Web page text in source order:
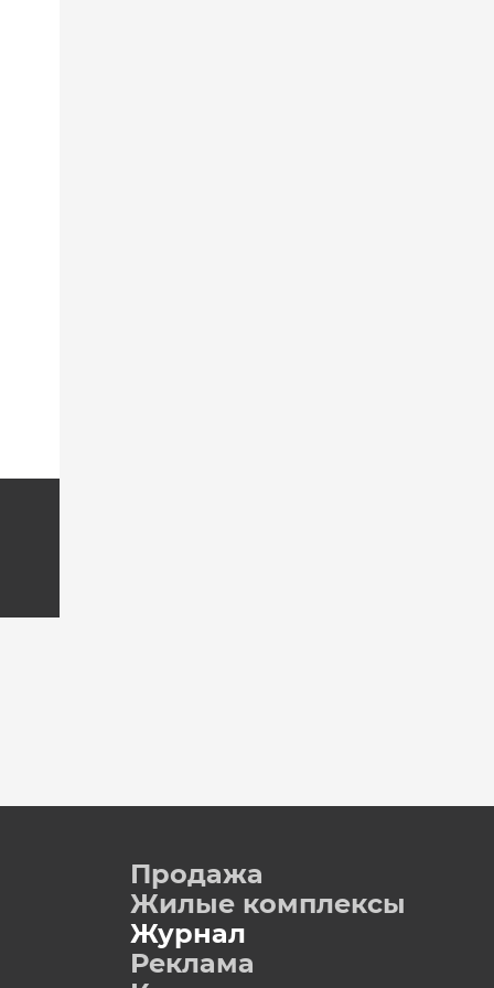
Продажа
Жилые комплексы
Журнал
Реклама